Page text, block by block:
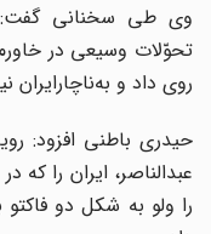
وی طی سخنانی گفت:
تحوّلات وسیعی در
روی داد و به‌ناچارایران
حیدری باطنی افزود:
عبدالناصر، ایران را که
را ولو به شکل دو فاکتو